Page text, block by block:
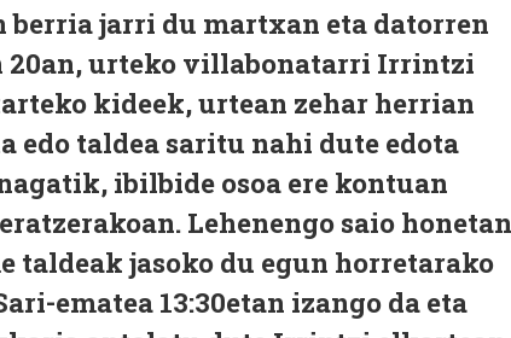
jarri du martxan eta datorren
20an, urteko villabonatarri Irrintzi
kideek, urtean zehar herrian
edo taldea saritu nahi dute edota
ibilbide osoa ere kontuan
Lehenengo saio
taldeak jasoko du egun horretarako
ematea 13:30etan izango da eta